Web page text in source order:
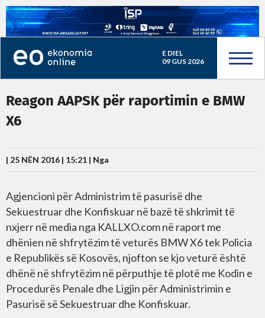
E DIEL
09 GUS 2026
Reagon AAPSK për raportimin e BMW
X6
| 25 NËN 2016 | 15:21 | Nga
Agjencioni për Administrim të pasurisë dhe
Sekuestruar dhe Konfiskuar në bazë të shkrimit të
nxjerr në media nga KALLXO.com në raport me
dhënien në shfrytëzimtë veturës BMW X6 tek Policia
e Republikës së Kosovës, njofton se kjo veturë është
dhënë në shfrytëzim në përputhje të plotë me Kodin e
Procedurës Penale dhe Ligjin për Administrimin e
Pasurisë së Sekuestruar dhe Konfiskuar.